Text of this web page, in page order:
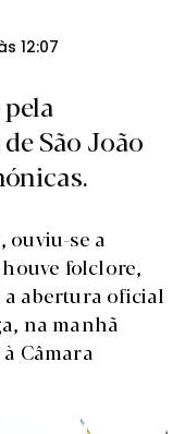
12:07
São João
ouviu-se a
houve folclore,
a abertura oficial
na manhã
Câmara